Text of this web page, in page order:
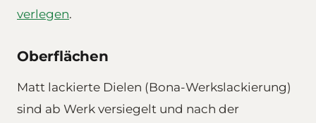
verlegen.
Oberflächen
Matt lackierte Dielen (Bona-Werkslackierung)
sind ab Werk versiegelt und nach der